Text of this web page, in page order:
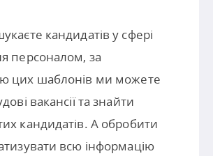
кандидатів у сфері
персоналом, за
цих шаблонів ми можете
вакансії та знайти
кандидатів. А обробити
всю інформацію